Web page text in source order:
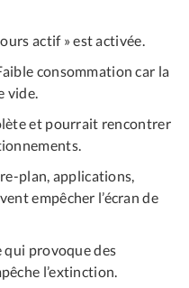
actif » est activée.
consommation car la
vide.
et pourrait rencontrer
plan, applications,
empêcher l’écran de
qui provoque des
l’extinction.